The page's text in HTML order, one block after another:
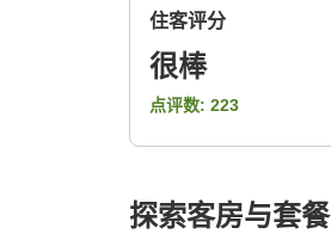
住客评分
很棒
点评数: 223
探索客房与套餐